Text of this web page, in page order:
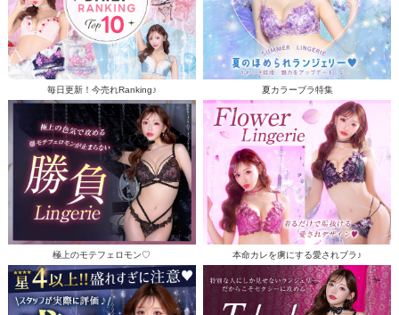
毎日更新！今売れRanking♪ 夏カラーブラ特集
極上のモテフェロモン♡ 本命カレを虜にする愛されブラ♪